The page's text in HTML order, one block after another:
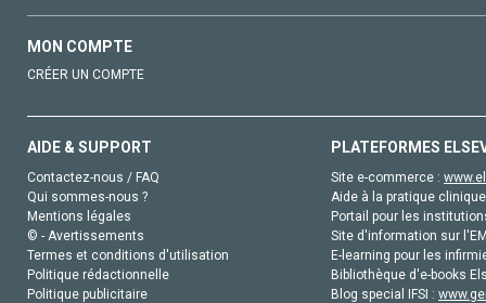
MON COMPTE
CRÉER UN COMPTE
AIDE & SUPPORT
Contactez-nous / FAQ
Qui sommes-nous ?
Mentions légales
© - Avertissements
Termes et conditions d'utilisation
Politique rédactionnelle
Politique publicitaire
PLATEFORMES
Site e-commerce :
Aide à la pratique
Portail pour les
Site d'information sur
E-learning pour les
Bibliothèque d'e-books
Blog special IFSI :